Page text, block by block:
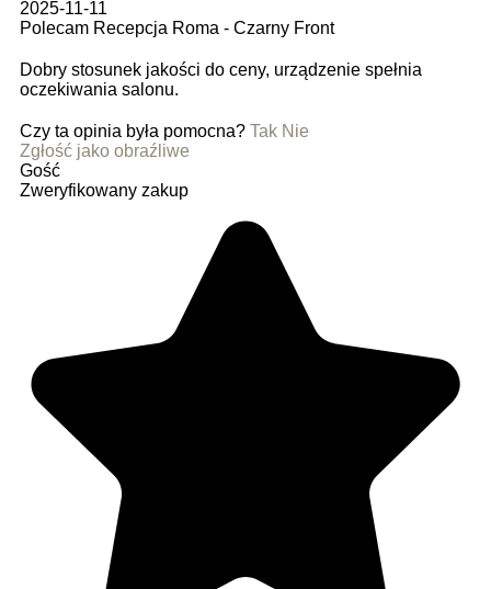
2025-11-11
Polecam Recepcja Roma - Czarny Front
Dobry stosunek jakości do ceny, urządzenie spełnia
oczekiwania salonu.
Czy ta opinia była pomocna? Tak Nie
Zgłość jako obraźliwe
Gość
Zweryfikowany zakup